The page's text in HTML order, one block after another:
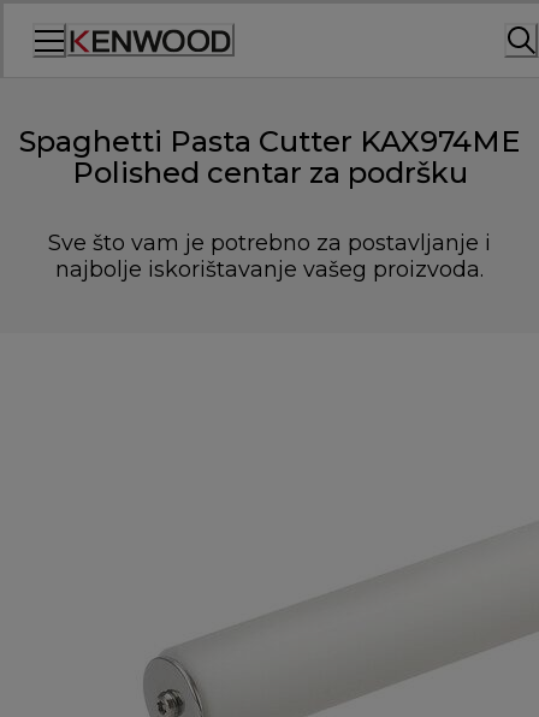
Spaghetti Pasta Cutter KAX974ME
Polished centar za podršku
Sve što vam je potrebno za postavljanje i
najbolje iskorištavanje vašeg proizvoda.